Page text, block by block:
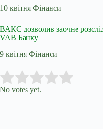
10 квітня Фінанси
ВАКС дозволив заочне
VAB Банку
9 квітня Фінанси
Rate this item:
No votes yet.